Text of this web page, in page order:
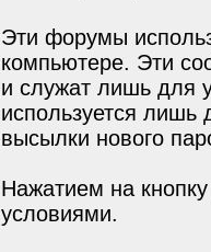
Эти форумы
компьютере. Эти
и служат лишь для
используется лишь
высылки нового
Нажатием на
условиями.